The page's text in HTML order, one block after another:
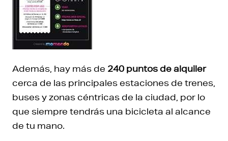
Además, hay más de 240 puntos de alquiler
cerca de las principales estaciones de trenes,
buses y zonas céntricas de la ciudad, por lo
que siempre tendrás una bicicleta al alcance
de tu mano.